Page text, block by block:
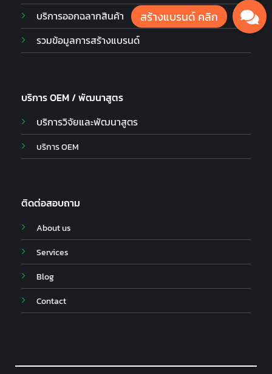
บริการออกฉลากสินค้า
รวมข้อมูลการสร้างแบรนด์
บริการ OEM / พัฒนาสูตร
บริการวิจัยและพัฒนาสูตร
บริการ OEM
ติดต่อสอบถาม
About us
Services
Blog
Contact